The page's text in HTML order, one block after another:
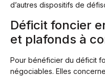
d’autres dispositifs de
Déficit foncier
et plafonds à
Pour bénéficier du déficit
négociables. Elles